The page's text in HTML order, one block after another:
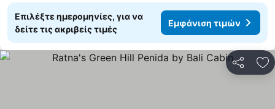
Επιλέξτε ημερομηνίες, για να
δείτε τις ακριβείς τιμές
Εμφάνιση τιμών